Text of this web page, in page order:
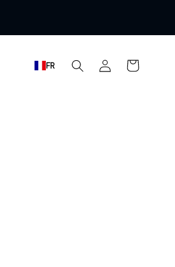
FR
connecter
Panier
d'achat